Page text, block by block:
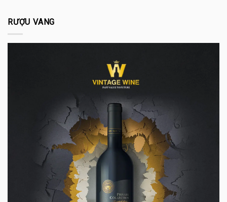
RƯỢU VANG